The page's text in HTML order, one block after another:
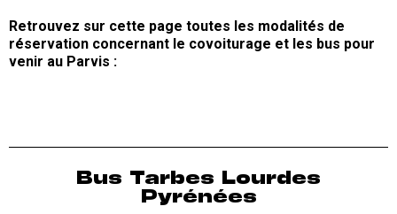
Retrouvez sur cette page toutes les modalités de
réservation concernant le covoiturage et les bus pour
venir au Parvis :
Bus Tarbes Lourdes
Pyrénées